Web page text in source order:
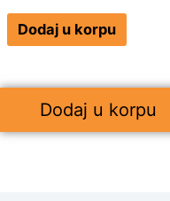
Dodaj u korpu
Dodaj u korpu